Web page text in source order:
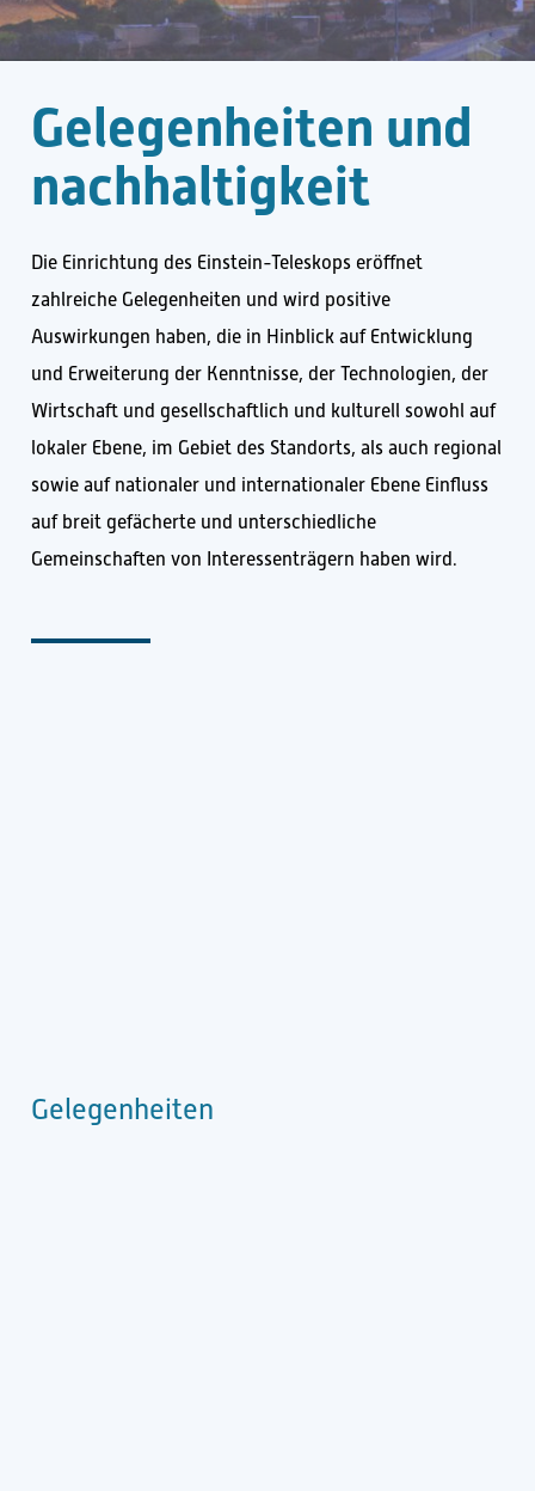
Gelegenheiten und
nachhaltigkeit
Die Einrichtung des Einstein-Teleskops eröffnet
zahlreiche Gelegenheiten und wird positive
Auswirkungen haben, die in Hinblick auf Entwicklung
und Erweiterung der Kenntnisse, der Technologien, der
Wirtschaft und gesellschaftlich und kulturell sowohl auf
lokaler Ebene, im Gebiet des Standorts, als auch regional
sowie auf nationaler und internationaler Ebene Einfluss
auf breit gefächerte und unterschiedliche
Gemeinschaften von Interessenträgern haben wird.
Gelegenheiten